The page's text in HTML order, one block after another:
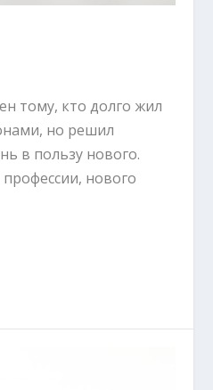
тому, кто долго жил
но решил
в пользу нового.
нового